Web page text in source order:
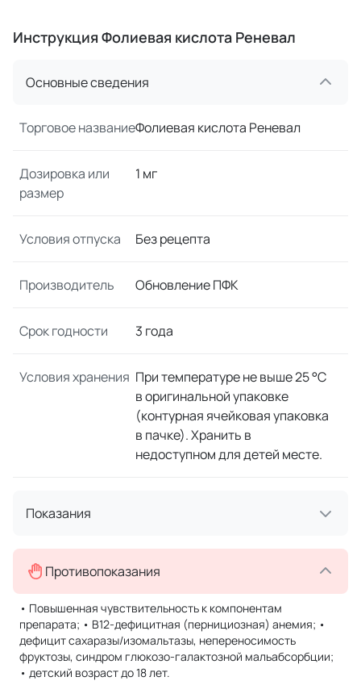
Инструкция Фолиевая кислота Реневал
Основные сведения
Торговое названиеФолиевая кислота Реневал
Дозировка или
размер
1 мг
Условия отпуска Без рецепта
Производитель Обновление ПФК
Срок годности 3 года
Условия хранения При температуре не выше 25 °С
в оригинальной упаковке
(контурная ячейковая упаковка
в пачке). Хранить в
недоступном для детей месте.
Показания
Противопоказания
• Повышенная чувствительность к компонентам
препарата; • B12-дефицитная (пернициозная) анемия; •
дефицит сахаразы/изомальтазы, непереносимость
фруктозы, синдром глюкозо-галактозной мальабсорбции;
• детский возраст до 18 лет.